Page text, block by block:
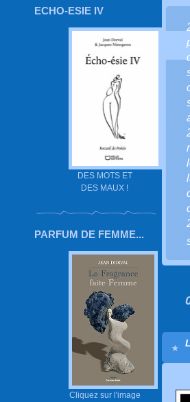
ECHO-ESIE IV
DES MOTS ET
DES MAUX !
PARFUM DE FEMME...
Cliquez sur l'image